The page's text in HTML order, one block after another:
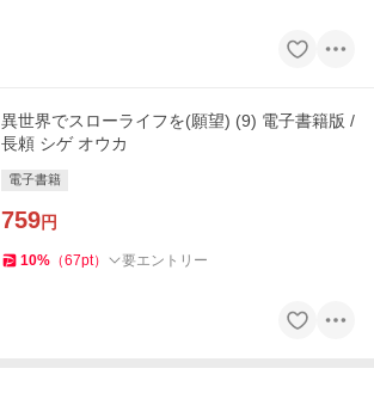
異世界でスローライフを(願望) (9) 電子書籍版 /
長頼 シゲ オウカ
電子書籍
759円
10% （67pt） 要エントリー